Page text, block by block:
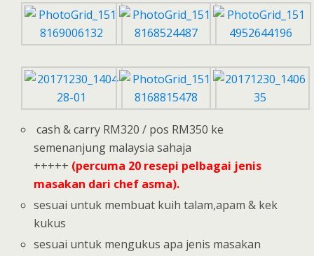
cash & carry RM320 / pos RM350 ke
semenanjung malaysia sahaja
+++++ (percuma 20 resepi pelbagai jenis
masakan dari chef asma).
sesuai untuk membuat kuih talam,apam & kek
kukus
sesuai untuk mengukus apa jenis masakan